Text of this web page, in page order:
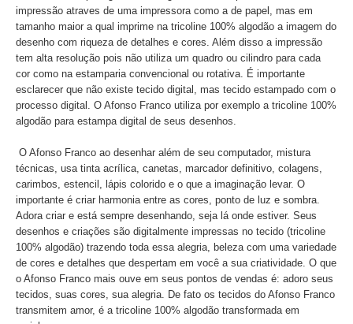
impressão atraves de uma impressora como a de papel, mas em
tamanho maior a qual imprime na tricoline 100% algodão a imagem do
desenho com riqueza de detalhes e cores. Além disso a impressão
tem alta resolução pois não utiliza um quadro ou cilindro para cada
cor como na estamparia convencional ou rotativa. É importante
esclarecer que não existe tecido digital, mas tecido estampado com o
processo digital. O Afonso Franco utiliza por exemplo a tricoline 100%
algodão para estampa digital de seus desenhos.
O Afonso Franco ao desenhar além de seu computador, mistura
técnicas, usa tinta acrílica, canetas, marcador definitivo, colagens,
carimbos, estencil, lápis colorido e o que a imaginação levar. O
importante é criar harmonia entre as cores, ponto de luz e sombra.
Adora criar e está sempre desenhando, seja lá onde estiver. Seus
desenhos e criações são digitalmente impressas no tecido (tricoline
100% algodão) trazendo toda essa alegria, beleza com uma variedade
de cores e detalhes que despertam em você a sua criatividade. O que
o Afonso Franco mais ouve em seus pontos de vendas é: adoro seus
tecidos, suas cores, sua alegria. De fato os tecidos do Afonso Franco
transmitem amor, é a tricoline 100% algodão transformada em